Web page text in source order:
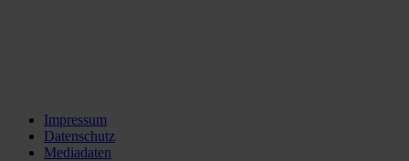
Impressum
Datenschutz
Mediadaten